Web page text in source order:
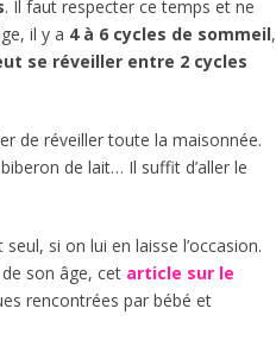
. Il faut respecter ce temps et ne
il y a 4 à 6 cycles de sommeil,
se réveiller entre 2 cycles
de réveiller toute la maisonnée.
de lait… Il suffit d’aller le
si on lui en laisse l’occasion.
son âge, cet article sur le
rencontrées par bébé et